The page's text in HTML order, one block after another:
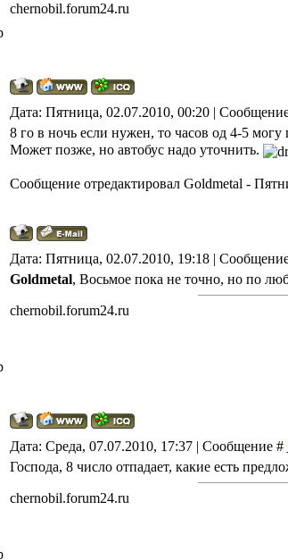
chernobil.forum24.ru
Дата: Пятница, 02.07.2010, 00:20 |
8 го в ночь если нужен, то часов од 4-5 могу
Может позже, но автобус надо уточнить.
Сообщение отредактировал Goldmetal -
Дата: Пятница, 02.07.2010, 19:18 |
Goldmetal, Восьмое пока не точно, но по
chernobil.forum24.ru
Дата: Среда, 07.07.2010, 17:37 | Сообщение #
Господа, 8 число отпадает, какие есть
chernobil.forum24.ru